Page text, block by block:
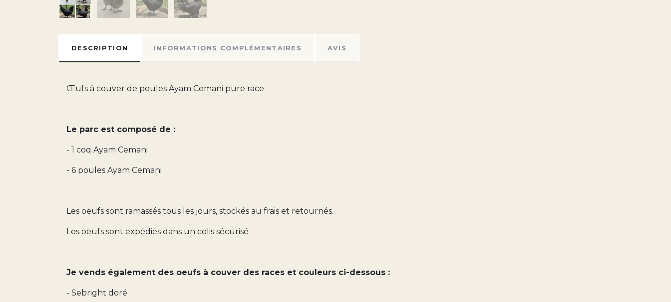
DESCRIPTION INFORMATIONS COMPLÉMENTAIRES AVIS
Œufs à couver de poules Ayam Cemani pure race
Le parc est composé de :
- 1 coq Ayam Cemani
- 6 poules Ayam Cemani
Les oeufs sont ramassés tous les jours, stockés au frais et retournés.
Les oeufs sont expédiés dans un colis sécurisé
Je vends également des oeufs à couver des races et couleurs ci-dessous :
- Sebright doré